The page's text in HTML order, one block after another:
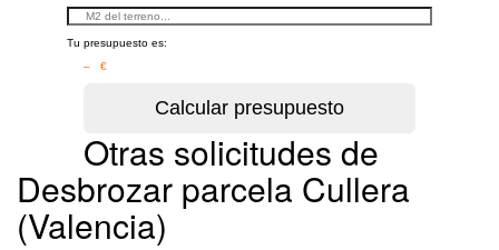
Tu presupuesto es:
– €
Otras solicitudes de
Desbrozar parcela Cullera
(Valencia)